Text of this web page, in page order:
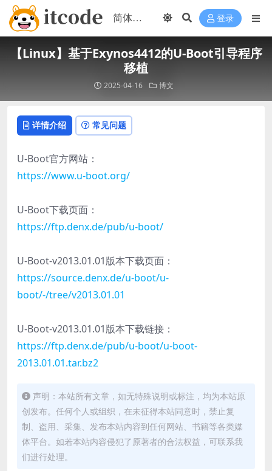
登录
【Linux】基于Exynos4412的U-Boot引导程序
移植
2025-04-16 博文
详情介绍 常见问题
U-Boot官方网站：
https://www.u-boot.org/
U-Boot下载页面：
https://ftp.denx.de/pub/u-boot/
U-Boot-v2013.01.01版本下载页面：
https://source.denx.de/u-boot/u-
boot/-/tree/v2013.01.01
U-Boot-v2013.01.01版本下载链接：
https://ftp.denx.de/pub/u-boot/u-boot-
2013.01.01.tar.bz2
声明：本站所有文章，如无特殊说明或标注，均为本站原
创发布。任何个人或组织，在未征得本站同意时，禁止复
制、盗用、采集、发布本站内容到任何网站、书籍等各类媒
体平台。如若本站内容侵犯了原著者的合法权益，可联系我
们进行处理。